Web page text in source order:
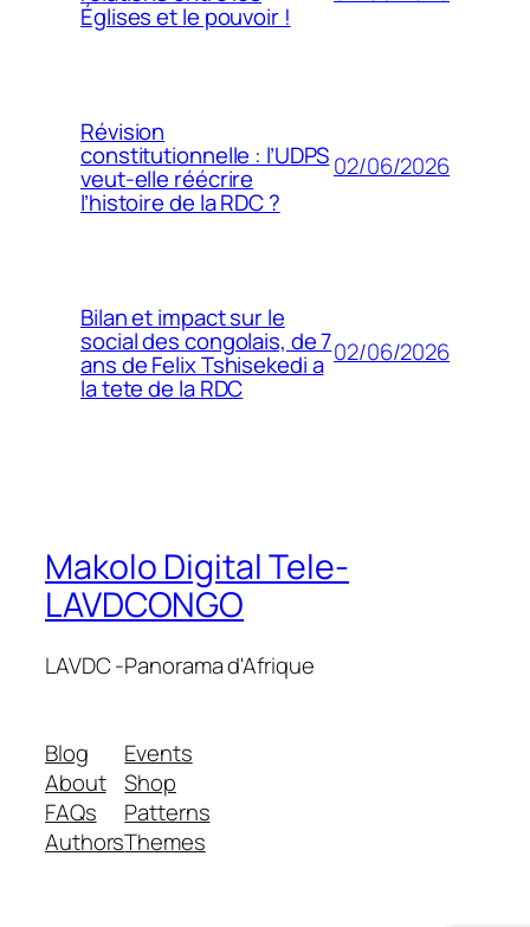
Églises et le pouvoir !
Révision
constitutionnelle : l’UDPS
veut-elle réécrire
l’histoire de la RDC ?
02/06/2026
Bilan et impact sur le
social des congolais, de 7
ans de Felix Tshisekedi a
la tete de la RDC
02/06/2026
Makolo Digital Tele-
LAVDCONGO
LAVDC -Panorama d'Afrique
Blog
About
FAQs
Authors
Events
Shop
Patterns
Themes